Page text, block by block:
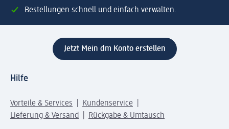
Bestellungen schnell und einfach verwalten.
Jetzt Mein dm Konto erstellen
Hilfe
Vorteile & Services
Kundenservice
Lieferung & Versand
Rückgabe & Umtausch